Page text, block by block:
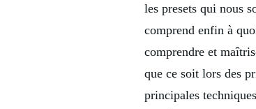
les presets qui nous
comprend enfin à
comprendre et
que ce soit lors des
principales